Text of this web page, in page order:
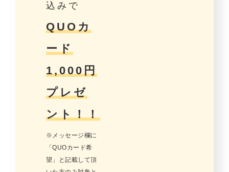
込みで
QUOカ
ード
1,000円
プレゼ
ント！！
※メッセージ欄に
「QUOカード希
望」と記載して頂